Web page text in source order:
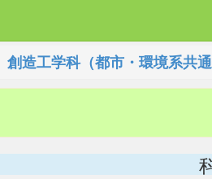
創造工学科（都市・環境系共通